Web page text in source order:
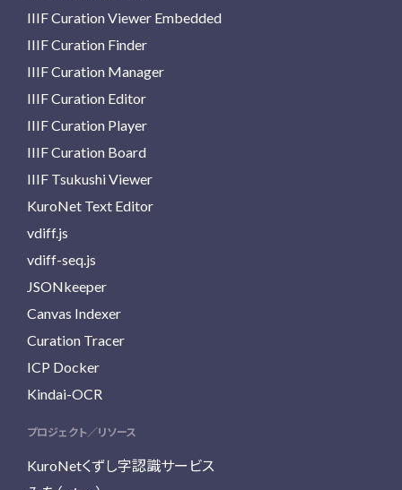
IIIF Curation Viewer Embedded
IIIF Curation Finder
IIIF Curation Manager
IIIF Curation Editor
IIIF Curation Player
IIIF Curation Board
IIIF Tsukushi Viewer
KuroNet Text Editor
vdiff.js
vdiff-seq.js
JSONkeeper
Canvas Indexer
Curation Tracer
ICP Docker
Kindai-OCR
プロジェクト／リソース
KuroNetくずし字認識サービス